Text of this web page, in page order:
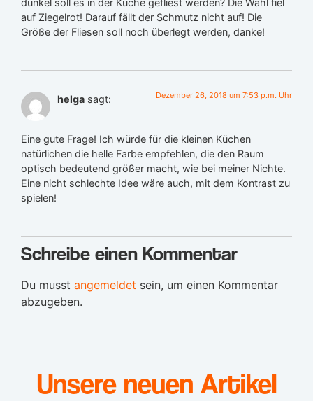
auf Ziegelrot! Darauf fällt der Schmutz nicht auf! Die
Größe der Fliesen soll noch überlegt werden, danke!
helga sagt: Dezember 26, 2018 um 7:53 p.m. Uhr
Eine gute Frage! Ich würde für die kleinen Küchen
natürlichen die helle Farbe empfehlen, die den Raum
optisch bedeutend größer macht, wie bei meiner Nichte.
Eine nicht schlechte Idee wäre auch, mit dem Kontrast zu
spielen!
Schreibe einen Kommentar
Du musst angemeldet sein, um einen Kommentar
abzugeben.
Unsere neuen Artikel